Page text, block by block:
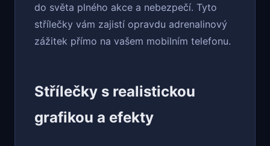
do světa plného akce a nebezpečí. Tyto
střílečky vám zajistí opravdu adrenalinový
zážitek přímo na vašem mobilním telefonu.
Střílečky s realistickou
grafikou a efekty